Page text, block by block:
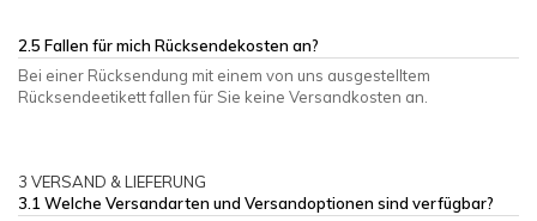
2.5 Fallen für mich Rücksendekosten an?
Bei einer Rücksendung mit einem von uns ausgestelltem
Rücksendeetikett fallen für Sie keine Versandkosten an.
3 VERSAND & LIEFERUNG
3.1 Welche Versandarten und Versandoptionen sind verfügbar?